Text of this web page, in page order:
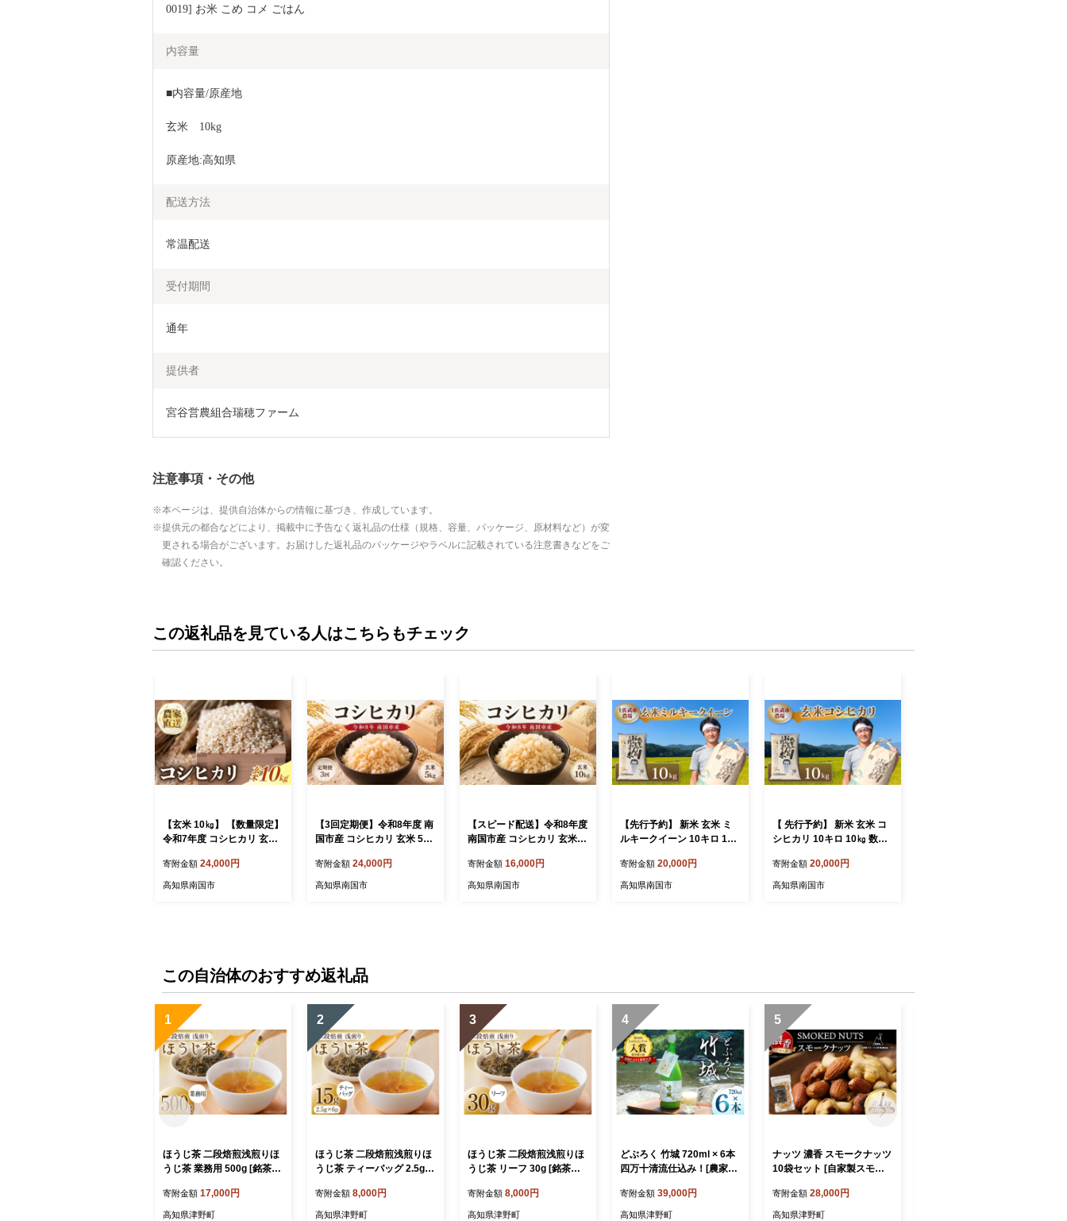
0019] お米 こめ コメ ごはん
内容量
■内容量/原産地
玄米　10kg
原産地:高知県
配送方法
常温配送
受付期間
通年
提供者
宮谷営農組合瑞穂ファーム
注意事項・その他
本ページは、提供自治体からの情報に基づき、作成しています。
提供元の都合などにより、掲載中に予告なく返礼品の仕様（規格、容量、パッケージ、原材料など）が変
更される場合がございます。お届けした返礼品のパッケージやラベルに記載されている注意書きなどをご
確認ください。
この返礼品を見ている人はこちらもチェック
【玄米 10㎏】 【数量限定】
令和7年度 コシヒカリ 玄米
発送 出荷開始 産地直送 農
家直送 米 コメ お米 ご飯 お
寄附金額 24,000円
高知県南国市
【3回定期便】令和8年度 南
国市産 コシヒカリ 玄米 5㎏
コメ お米 ご飯 おにぎり こ
め 弁当 高知県 南国市
寄附金額 24,000円
高知県南国市
【スピード配送】令和8年度
南国市産 コシヒカリ 玄米 1
ご飯 おにぎり こめ キロ 弁
当 高知県 南国市
寄附金額 16,000円
高知県南国市
【先行予約】 新米 玄米 ミ
ルキークイーン 10キロ 10
飯 おにぎり こめ 令和8年度
農家直送 産地直送 ふるさと
寄附金額 20,000円
高知県南国市
【 先行予約】 新米 玄米 コ
シヒカリ 10キロ 10㎏ 数量
飯 おにぎり こめ 令和8年度
農家直送 産地直送 ふるさと
寄附金額 20,000円
高知県南国市
この自治体のおすすめ返礼品
1
ほうじ茶 二段焙煎浅煎りほ
うじ茶 業務用 500g [銘茶一
0000] 茶 お茶 緑茶 茶葉 テ
ィー 水出し 煮出し 常温 国
寄附金額 17,000円
高知県津野町
2
ほうじ茶 二段焙煎浅煎りほ
うじ茶 ティーバッグ 2.5g×6
n39brz330001] 茶 お茶 緑
茶 ティー バッグ ティーパ
寄附金額 8,000円
高知県津野町
3
ほうじ茶 二段焙煎浅煎りほ
うじ茶 リーフ 30g [銘茶一
0002] 茶 お茶 緑茶 茶葉 テ
ィー 水出し 煮出し 常温 国
寄附金額 8,000円
高知県津野町
4
どぶろく 竹城 720ml × 6本
四万十清流仕込み！[農家民
mkp50005] アルコール お
酒 もろみ酒 濁り酒 濁酒 白
寄附金額 39,000円
高知県津野町
5
ナッツ 濃香 スモークナッツ
10袋セット [自家製スモー
県 津野町 tn39bjl330008]
おつまみ 小分け 個包装 有
寄附金額 28,000円
高知県津野町